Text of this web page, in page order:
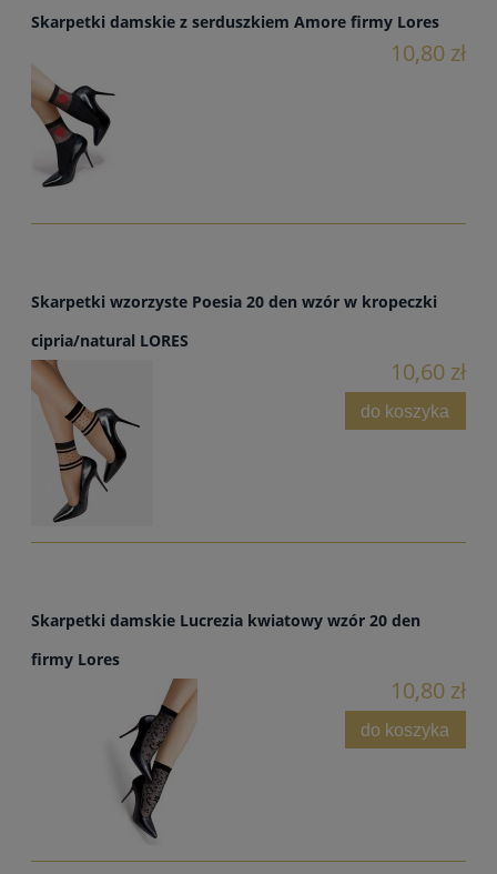
Skarpetki damskie z serduszkiem Amore firmy Lores
10,80 zł
Skarpetki wzorzyste Poesia 20 den wzór w kropeczki
cipria/natural LORES
10,60 zł
do koszyka
Skarpetki damskie Lucrezia kwiatowy wzór 20 den
firmy Lores
10,80 zł
do koszyka